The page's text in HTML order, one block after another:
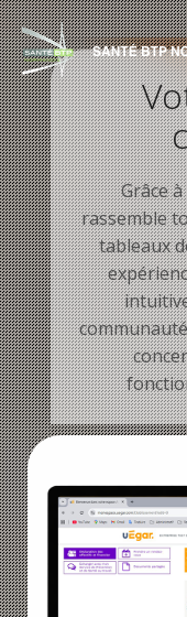
Grâce
rassemble
tableaux